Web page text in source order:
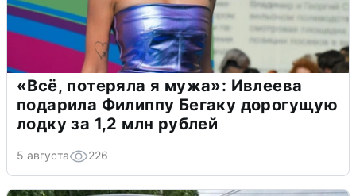
«Всё, потеряла я мужа»: Ивлеева
подарила Филиппу Бегаку дорогущую
лодку за 1,2 млн рублей
5 августа 226